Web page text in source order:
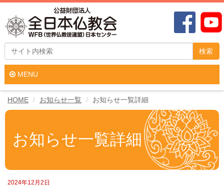
検索
MENU
HOME お知らせ一覧 お知らせ一覧詳細
お知らせ一覧詳細
2024年12月2日